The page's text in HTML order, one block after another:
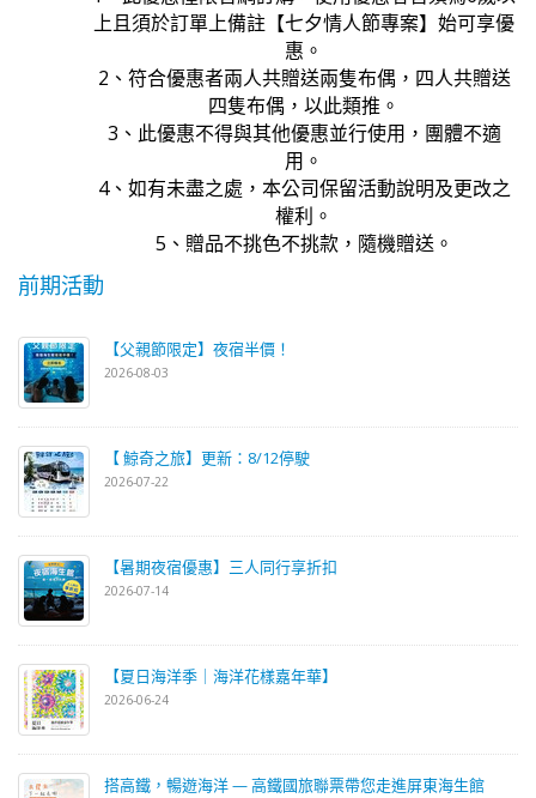
上且須於訂單上備註【七夕情人節專案】始可享優
惠。
2、符合優惠者兩人共贈送兩隻布偶，四人共贈送
四隻布偶，以此類推。
3、此優惠不得與其他優惠並行使用，團體不適
用。
4、如有未盡之處，本公司保留活動說明及更改之
權利。
5、贈品不挑色不挑款，隨機贈送。
前期活動
【父親節限定】夜宿半價！
2026-08-03
【 鯨奇之旅】更新：8/12停駛
2026-07-22
【暑期夜宿優惠】三人同行享折扣
2026-07-14
【夏日海洋季｜海洋花樣嘉年華】
2026-06-24
搭高鐵，暢遊海洋 — 高鐵國旅聯票帶您走進屏東海生館